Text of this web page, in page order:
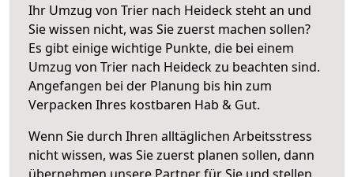
Ihr Umzug von Trier nach Heideck steht an und
Sie wissen nicht, was Sie zuerst machen sollen?
Es gibt einige wichtige Punkte, die bei einem
Umzug von Trier nach Heideck zu beachten sind.
Angefangen bei der Planung bis hin zum
Verpacken Ihres kostbaren Hab & Gut.
Wenn Sie durch Ihren alltäglichen Arbeitsstress
nicht wissen, was Sie zuerst planen sollen, dann